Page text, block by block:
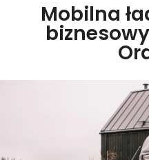
Mobilna